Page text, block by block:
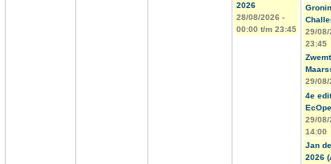
2026
28/08/2026 -
00:00 t/m 23:45
29/08/
23:45
29/08/
4e
29/08/
14:00
Jan
2026